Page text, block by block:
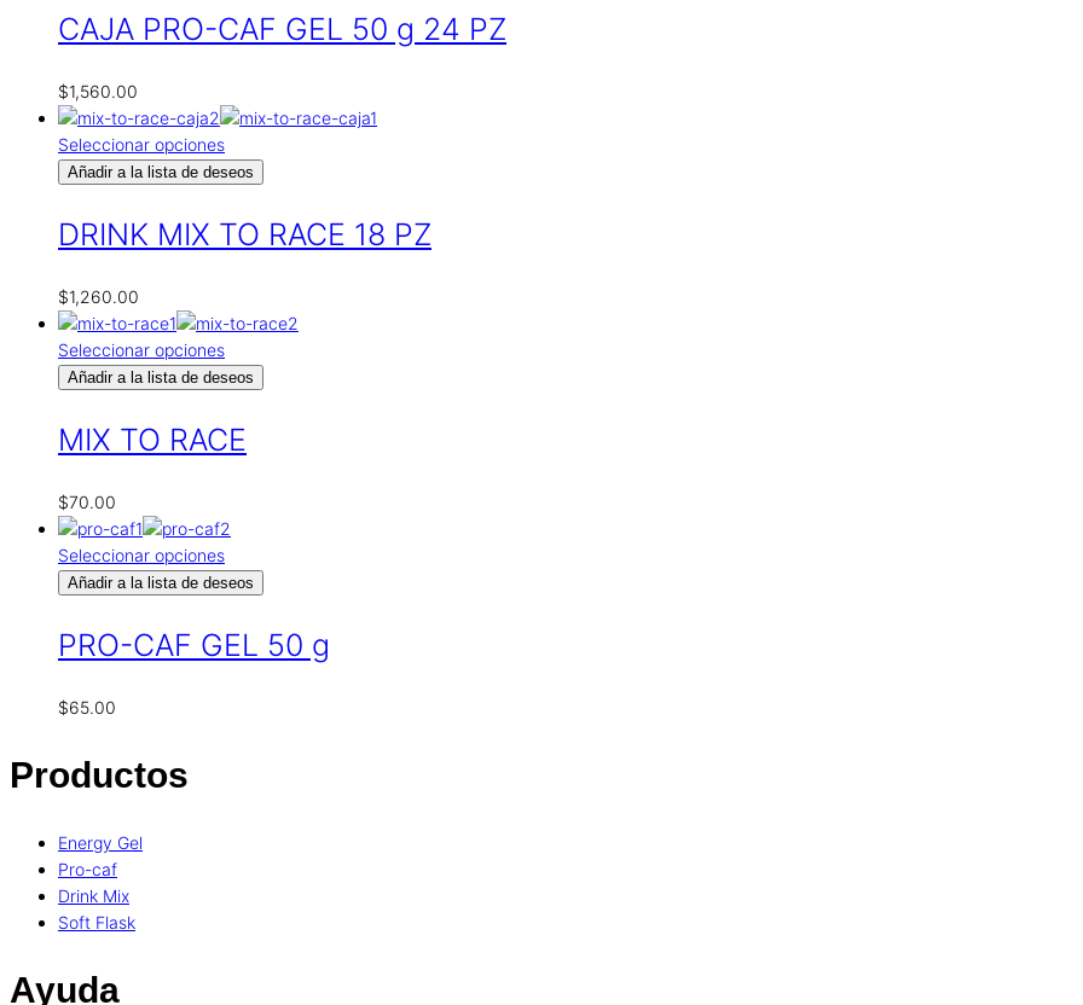
CAJA PRO-CAF GEL 50 g 24 PZ
$1,560.00
Seleccionar opciones
Añadir a la lista de deseos
DRINK MIX TO RACE 18 PZ
$1,260.00
Seleccionar opciones
Añadir a la lista de deseos
MIX TO RACE
$70.00
Seleccionar opciones
Añadir a la lista de deseos
PRO-CAF GEL 50 g
$65.00
Productos
Energy Gel
Pro-caf
Drink Mix
Soft Flask
Ayuda